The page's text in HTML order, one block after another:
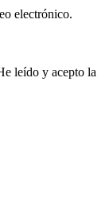
electrónico.
leído y acepto la